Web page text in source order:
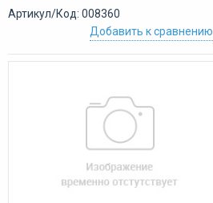
Артикул/Код: 008360
Добавить к сравнению